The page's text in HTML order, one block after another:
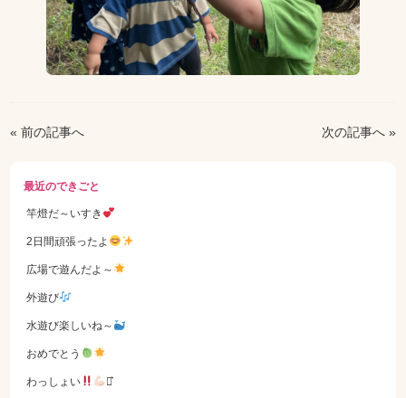
« 前の記事へ 次の記事へ »
最近のできごと
竿燈だ～いすき
2日間頑張ったよ
広場で遊んだよ～
外遊び
水遊び楽しいね～
おめでとう
わっしょい ⋆͛